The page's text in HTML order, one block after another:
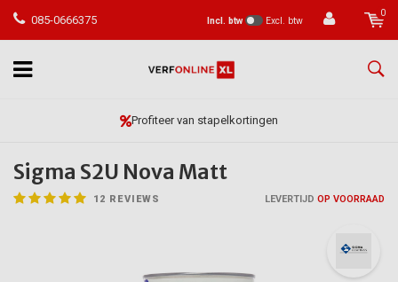
085-0666375 Incl. btw Excl. btw
0
Vóór 23:59 besteld, morgen in huis*
Sigma S2U Nova Matt
12 REVIEWS LEVERTIJD OP VOORRAAD